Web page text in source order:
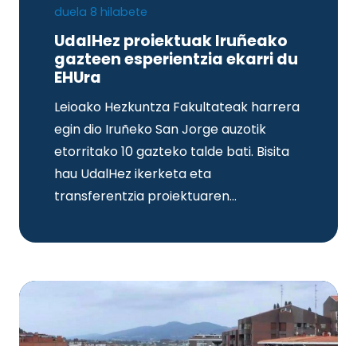
duela 8 hilabete
UdalHez proiektuak Iruñeako
gazteen esperientzia ekarri du
EHUra
Leioako Hezkuntza Fakultateak harrera
egin dio Iruñeko San Jorge auzotik
etorritako 10 gazteko talde bati. Bisita
hau UdalHez ikerketa eta
transferentzia proiektuaren…